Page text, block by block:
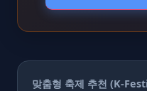
맞춤형 축제 추천 (K-